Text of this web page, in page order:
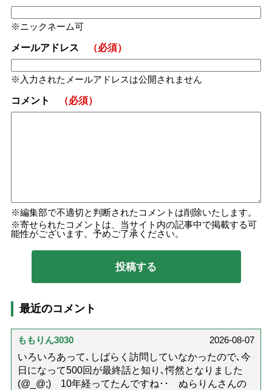
ニックネーム可
メールアドレス （必須）
入力されたメールアドレスは公開されません
コメント （必須）
編集部で不適切と判断されたコメントは削除いたします。
寄せられたコメントは、当サイト内の記事中で掲載する可
能性がございます。予めご了承ください。
最近のコメント
ももりん3030
2026-08-07
いろいろあって､しばらく訪問していなかったので､今
日になって500回が最終話と知り､愕然となりました
(@_@;) 10年経ってたんですね･･ ぬらりんさんの